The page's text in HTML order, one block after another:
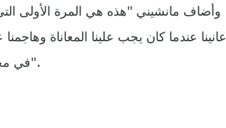
وأضاف مانشيني "هذه هي المرة الأولى
عانينا عندما كان يجب علينا المعاناة
في مجاراة ما يمكن وصفه بمنتخب قوي في الوقت الحالي".